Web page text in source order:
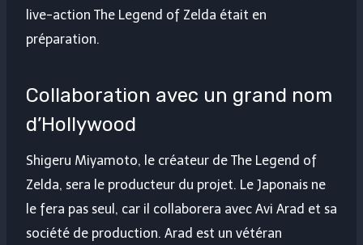
live-action The Legend of Zelda était en
préparation.
Collaboration avec un grand nom
d’Hollywood
Shigeru Miyamoto, le créateur de The Legend of
Zelda, sera le producteur du projet. Le Japonais ne
le fera pas seul, car il collaborera avec Avi Arad et sa
société de production. Arad est un vétéran